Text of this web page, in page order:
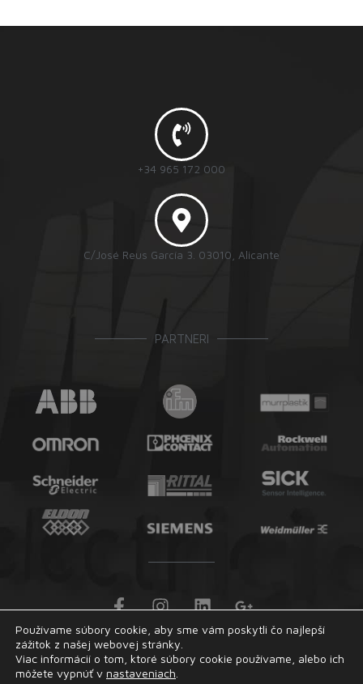
+34 965 172 000
C/José Reus García 3. 03010, Alicante
PARTNERI
F
a
c
e
b
I
n
s
t
a
L
i
n
k
e
G
o
o
g
l
© 2026 MG Electricidad | Všetky práva vyhradené.
Používame súbory cookie, aby sme vám poskytli čo najlepší
zážitok z našej webovej stránky.
Viac informácií o tom, ktoré súbory cookie používame, alebo ich
môžete vypnúť v nastaveniach